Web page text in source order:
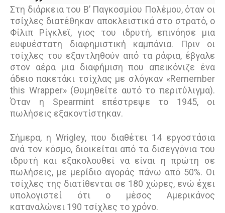
Στη διάρκεια του Β’ Παγκοσμίου Πολέμου, όταν οι
τσίχλες διατέθηκαν αποκλειστικά στο στρατό, ο
Φίλιπ Ρίγκλεϊ, γιος του ιδρυτή, επινόησε μια
ευφυέστατη διαφημιστική καμπάνια. Πριν οι
τσίχλες του εξαντληθούν από τα ράφια, έβγαλε
στον αέρα μια διαφήμιση που απεικόνιζε ένα
άδειο πακετάκι τσίχλας με σλόγκαν «Remember
this Wrapper» (Θυμηθείτε αυτό το περιτύλιγμα).
Όταν η Spearmint επέστρεψε το 1945, οι
πωλήσεις εξακοντίστηκαν.
Σήµερα, η Wrigley, που διαθέτει 14 εργοστάσια
ανά τον κόσμο, διοικείται από τα δισεγγόνια του
ιδρυτή και εξακολουθεί να είναι η πρώτη σε
πωλήσεις, µε µερίδιο αγοράς πάνω από 50%. Oι
τσίχλες της διατίθενται σε 180 χώρες, ενώ έχει
υπολογιστεί ότι ο μέσος Αμερικάνος
καταναλώνει 190 τσίχλες το χρόνο.